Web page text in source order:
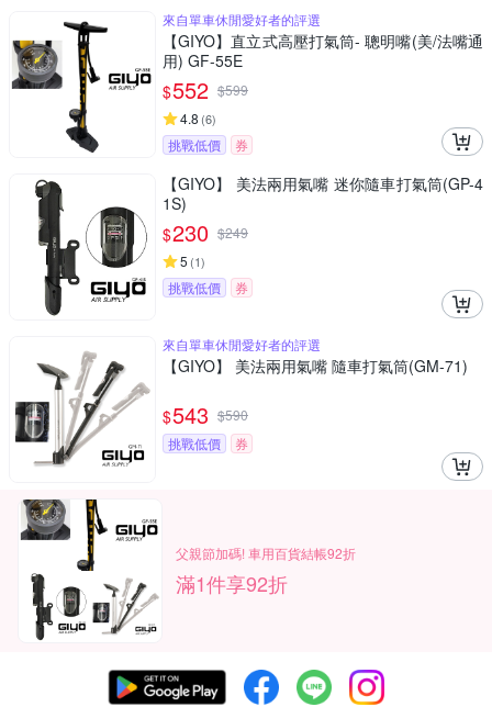
來自單車休閒愛好者的評選
【GIYO】直立式高壓打氣筒- 聰明嘴(美/法嘴通
用) GF-55E
$552 $599
4.8 (6)
挑戰低價 券
【GIYO】 美法兩用氣嘴 迷你隨車打氣筒(GP-4
1S)
$230 $249
5 (1)
挑戰低價 券
來自單車休閒愛好者的評選
【GIYO】 美法兩用氣嘴 隨車打氣筒(GM-71)
$543 $590
挑戰低價
券
父親節加碼! 車用百貨結帳92折
滿1件享92折